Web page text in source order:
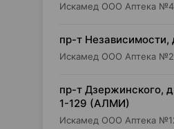
Искамед ООО Аптека
пр-т Независимости,
Искамед ООО Аптека
пр-т Дзержинского,
1-129 (АЛМИ)
Искамед ООО Аптека